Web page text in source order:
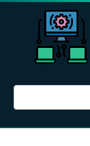
Перейти
Поиск: